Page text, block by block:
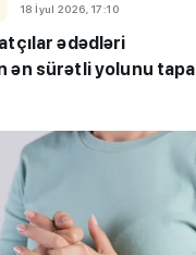
18 İyul 2026, 17:10
ədədləri
ən sürətli yolunu tapa